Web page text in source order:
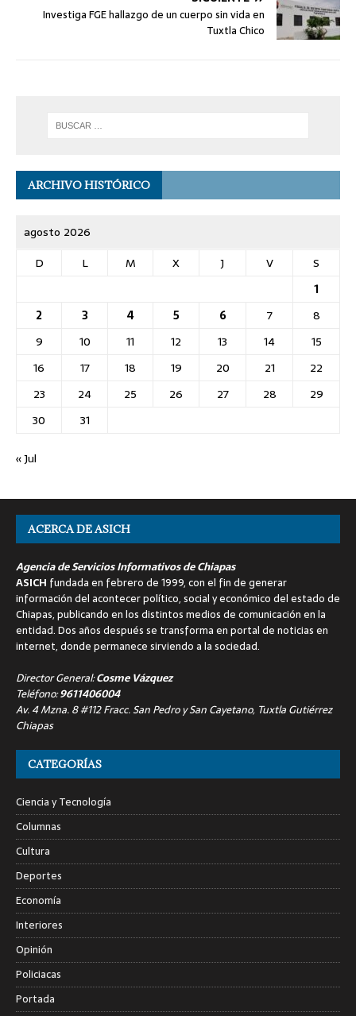
Investiga FGE hallazgo de un cuerpo sin vida en
Tuxtla Chico
ARCHIVO HISTÓRICO
agosto 2026
D
L M X J V
S
1
2
3 4 5 6 7
8
9
10 11 12 13 14
15
16
17 18 19 20 21
22
23
24 25 26 27 28
29
30
31
« Jul
ACERCA DE ASICH
Agencia de Servicios Informativos de Chiapas
ASICH fundada en febrero de 1999, con el fin de generar
información del acontecer político, social y económico del estado de
Chiapas, publicando en los distintos medios de comunicación en la
entidad. Dos años después se transforma en portal de noticias en
internet, donde permanece sirviendo a la sociedad.
Director General:Cosme Vázquez
Teléfono:9611406004
Av. 4 Mzna. 8 #112 Fracc. San Pedro y San Cayetano, Tuxtla Gutiérrez
Chiapas
CATEGORÍAS
Ciencia y Tecnología
Columnas
Cultura
Deportes
Economía
Interiores
Opinión
Policiacas
Portada